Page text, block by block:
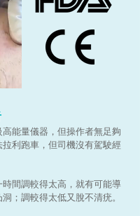
能量儀器，但操作者無足夠
利跑車，但司機沒有駕駛經
間調較得太高，就有可能導
；調較得太低又脫不清疣。